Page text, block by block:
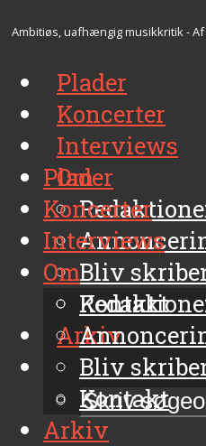
Ambitiøs, uafhængig musikkritik -
Plader
Koncerter
Interviews
Om
Bliv
Kontakt
Arkiv
Plader
Koncerter
Interviews
Om
Bliv
Kontakt
Arkiv